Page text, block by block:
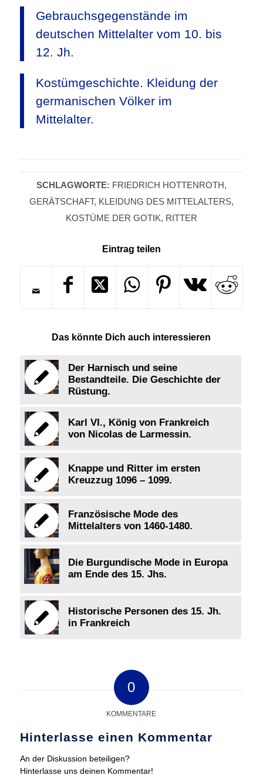
Gebrauchsgegenstände im
deutschen Mittelalter vom 10. bis
12. Jh.
Kostümgeschichte. Kleidung der
germanischen Völker im
Mittelalter.
SCHLAGWORTE: FRIEDRICH HOTTENROTH,
GERÄTSCHAFT, KLEIDUNG DES MITTELALTERS,
KOSTÜME DER GOTIK, RITTER
Eintrag teilen
Das könnte Dich auch interessieren
Der Harnisch und seine
Bestandteile. Die Geschichte der
Rüstung.
Karl VI., König von Frankreich
von Nicolas de Larmessin.
Knappe und Ritter im ersten
Kreuzzug 1096 – 1099.
Französische Mode des
Mittelalters von 1460-1480.
Die Burgundische Mode in Europa
am Ende des 15. Jhs.
Historische Personen des 15. Jh.
in Frankreich
0
KOMMENTARE
Hinterlasse einen Kommentar
An der Diskussion beteiligen?
Hinterlasse uns deinen Kommentar!